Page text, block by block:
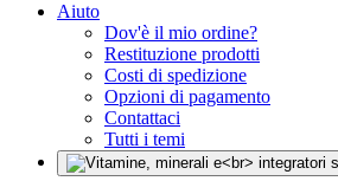
Aiuto
Dov'è il mio ordine?
Restituzione prodotti
Costi di spedizione
Opzioni di pagamento
Contattaci
Tutti i temi